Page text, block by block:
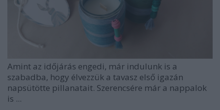
Amint az időjárás engedi, már indulunk is a
szabadba, hogy élvezzük a tavasz első igazán
napsütötte pillanatait. Szerencsére már a nappalok
is ...